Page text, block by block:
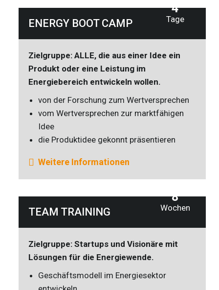
ENERGY BOOT CAMP
4
Tage
Zielgruppe: ALLE, die aus einer Idee ein
Produkt oder eine Leistung im
Energiebereich entwickeln wollen.
von der Forschung zum Wertversprechen
vom Wertversprechen zur marktfähigen
Idee
die Produktidee gekonnt präsentieren
Weitere Informationen
TEAM TRAINING
8
Wochen
Zielgruppe: Startups und Visionäre mit
Lösungen für die Energiewende.
Geschäftsmodell im Energiesektor